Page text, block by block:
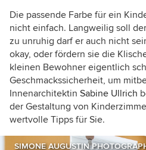
Die passende Farbe für ein
nicht einfach. Langweilig soll
zu unruhig darf er auch nicht
okay, oder fördern sie die
kleinen Bewohner eigentlich
Geschmackssicherheit, um
Innenarchitektin Sabine Ullrich
der Gestaltung von
wertvolle Tipps für Sie.
SIMONE AUGUSTIN